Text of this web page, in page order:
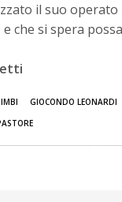
il suo operato
e che si spera
GIOCONDO LEONARDI